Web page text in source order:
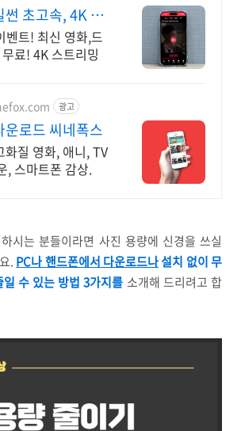
썬 초고속, 4K 실
벤트! 최신 영화,드
료! 4K 스트리밍
광고
운로드 씨네폭스
화질 영화, 애니, TV
, 스마트폰 감상.
시는 분들이라면 사진 용량에 신경을 쓰실
. PC나 핸드폰에서 다운로드나설치 없이 무
수 있는 방법 3가지를 소개해 드리려고 합